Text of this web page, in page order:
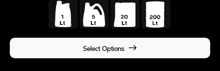
Select Options